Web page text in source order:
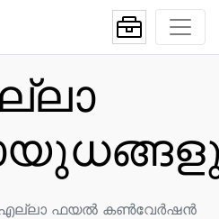
എല്ലാ ഫയൽ കൺവേർഷൻ